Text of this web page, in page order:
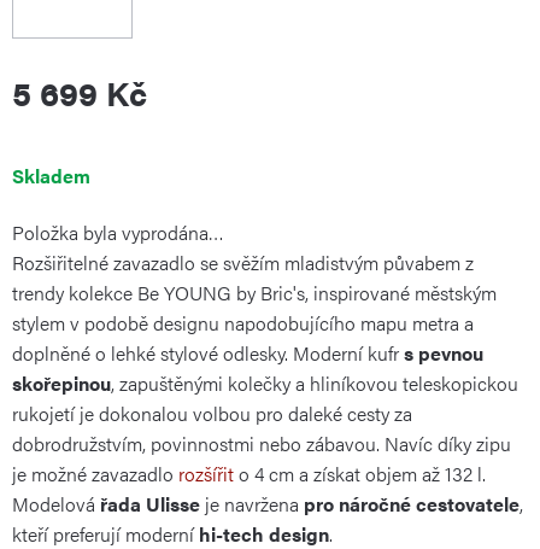
5 699 Kč
Měrná
cena:
Skladem
Položka byla vyprodána…
Rozšiřitelné zavazadlo se svěžím mladistvým půvabem z
trendy kolekce Be YOUNG by Bric's, inspirované městským
stylem v podobě designu napodobujícího mapu metra a
doplněné o lehké stylové odlesky. Moderní kufrs pevnou
skořepinou, zapuštěnými kolečky a hliníkovou teleskopickou
rukojetí je dokonalou volbou pro daleké cesty za
dobrodružstvím, povinnostmi nebo zábavou. Navíc díky zipu
je možné zavazadlo rozšířito 4 cm a získat objem až 132 l.
Modelová řada Ulisse je navržena pro náročné cestovatele,
kteří preferují moderníhi-tech design.